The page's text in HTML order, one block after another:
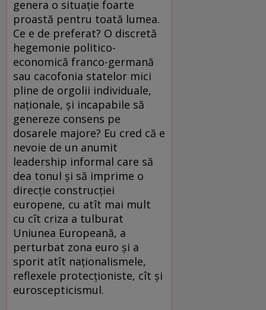
genera o situaţie foarte
proastă pentru toată lumea.
Ce e de preferat? O discretă
hegemonie politico-
economică franco-germană
sau cacofonia statelor mici
pline de orgolii individuale,
naţionale, şi incapabile să
genereze consens pe
dosarele majore? Eu cred că e
nevoie de un anumit
leadership informal care să
dea tonul şi să imprime o
direcţie construcţiei
europene, cu atît mai mult
cu cît criza a tulburat
Uniunea Europeană, a
perturbat zona euro şi a
sporit atît naţionalismele,
reflexele protecţioniste, cît şi
euroscepticismul.